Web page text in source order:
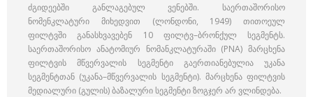
ძგიდეებში განლაგებულ ვენებში. საერთაშორისო
ნომენკლატური მიხედვით (ლონდონი, 1949) თითოეულ
ფილტვში განასხვავებენ 10 ფილტვ–ბრონქულ სეგმენტს.
საერთაშორისო ანატომიურ ნომანკლატურაში (PNA) მარცხენა
ფილტვის მწვერვალის სეგმენტი გაერთიანებულია უკანა
სეგმენტთან (უკანა–მწვერვალის სეგმენტი). მარცხენა ფილტვის
მედიალური (გულის) ბაზალური სეგმენტი ზოგჯერ არ ვლინდება.